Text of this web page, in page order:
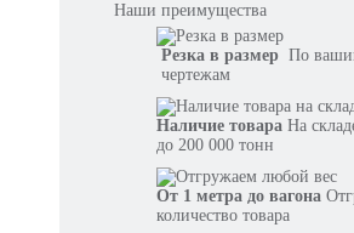
Наши преимущества
Резка в размер По
чертежам
Наличие товара На
до 200 000 тонн
От 1 метра до вагона
количество товара